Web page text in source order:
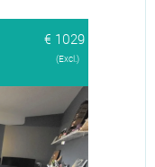
€ 1029
(Excl.)